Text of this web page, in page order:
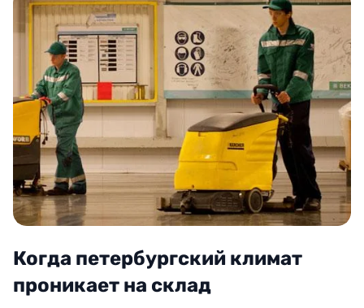
Когда петербургский климат
проникает на склад